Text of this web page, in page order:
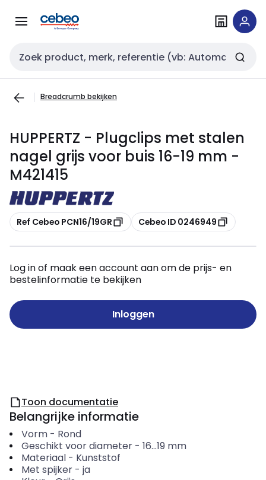
naar
naar
Zoekveld invoer
Breadcrumb bekijken
HUPPERTZ - Plugclips met stalen
nagel grijs voor buis 16-19 mm -
M421415
Kopiëren
Ref Cebeo PCN16/19GR Kopiëren
Cebeo ID 0246949
Log in of maak een account aan om de prijs- en
bestelinformatie te bekijken
Inloggen
Toon documentatie
Belangrijke informatie
Vorm- Rond
Geschikt voor diameter- 16...19 mm
Materiaal- Kunststof
Met spijker- ja